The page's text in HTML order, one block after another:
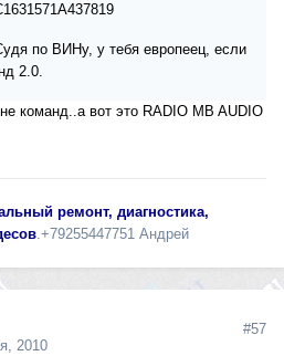
по ВИНу, у тебя европеец, если
2.0.
команд..а вот это RADIO MB AUDIO
ремонт, диагностика,
.+79255447751 Андрей
2010
#57